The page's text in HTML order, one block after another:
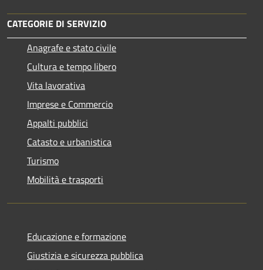
CATEGORIE DI SERVIZIO
Anagrafe e stato civile
Cultura e tempo libero
Vita lavorativa
Imprese e Commercio
Appalti pubblici
Catasto e urbanistica
Turismo
Mobilità e trasporti
Educazione e formazione
Giustizia e sicurezza pubblica